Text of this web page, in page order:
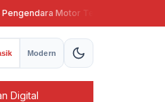
Motor Tewas
Modern
Digital